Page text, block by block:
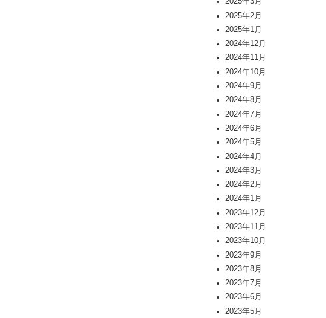
2025年2月
2025年1月
2024年12月
2024年11月
2024年10月
2024年9月
2024年8月
2024年7月
2024年6月
2024年5月
2024年4月
2024年3月
2024年2月
2024年1月
2023年12月
2023年11月
2023年10月
2023年9月
2023年8月
2023年7月
2023年6月
2023年5月